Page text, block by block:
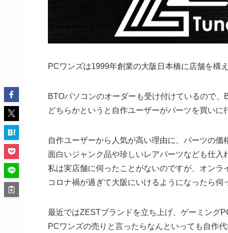
PCワンズは1999年創業の大阪日本橋に店舗を構
BTOパソコンのオーダーも受け付けているので
どちらかというと自作ユーザーがパーツを買いに
自作ユーザーから人気が高い理由に、パーツの価
面白いジャンク品や珍しいレアパーツなども仕入
私は実店舗に伺ったことがないのですが、オンラ
コロナ禍が過ぎて大阪にいけるようになったら伺
最近ではZESTブランドを立ち上げ、ゲーミング
PCワンズの売りと言ったらなんといっても自作代